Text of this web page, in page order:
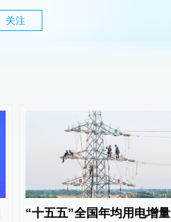
关注
“十五五”全国年均用电增量